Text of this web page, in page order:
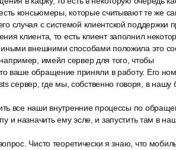
консьюмеры, которые считывают те же
случая с системой клиентской поддержки
клиента, то есть клиент заполнил
внешними способами положила это
имейл сервер для того, чтобы
ваше обращение приняли в работу. Его
сервер, где мы, собственно говоря, в нашу
все наши внутренние процессы по
и назначить ему эсле, и запустить там в
Чисто теоретически я знаю, что